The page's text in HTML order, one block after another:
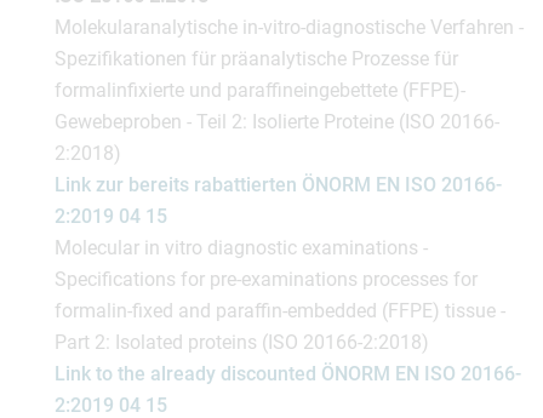
Molekularanalytische in-vitro-diagnostische Verfahren -
Spezifikationen für präanalytische Prozesse für
formalinfixierte und paraffineingebettete (FFPE)-
Gewebeproben - Teil 2: Isolierte Proteine (ISO 20166-
2:2018)
Link zur bereits rabattierten ÖNORM EN ISO 20166-
2:2019 04 15
Molecular in vitro diagnostic examinations -
Specifications for pre-examinations processes for
formalin-fixed and paraffin-embedded (FFPE) tissue -
Part 2: Isolated proteins (ISO 20166-2:2018)
Link to the already discounted ÖNORM EN ISO 20166-
2:2019 04 15